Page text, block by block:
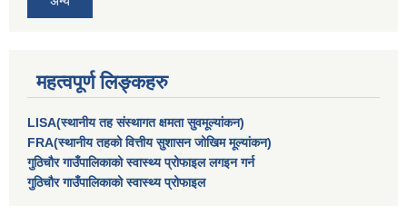
महत्वपूर्ण लिङ्कहरु
LISA(स्थानीय तह संस्थागत क्षमता सुवमूल्यांकन)
FRA(स्थानीय तहको वित्तीय सुशासन जोखिम मूल्यांकन)
गुठिचौर गाउँपालिकाको स्वास्थ्य प्रोफाइल लगइन गर्न
गुठिचौर गाउँपालिकाको स्वास्थ्य प्रोफाइल